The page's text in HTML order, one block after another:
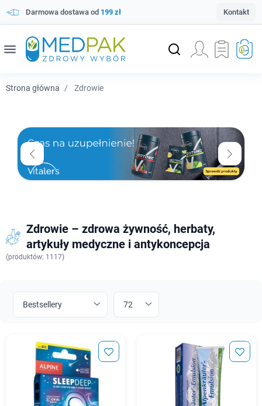
Darmowa dostawa od 199 zł Kontakt
menu
Strona główna Zdrowie
Zdrowie – zdrowa żywność, herbaty,
artykuły medyczne i antykoncepcja
(produktów: 1117)